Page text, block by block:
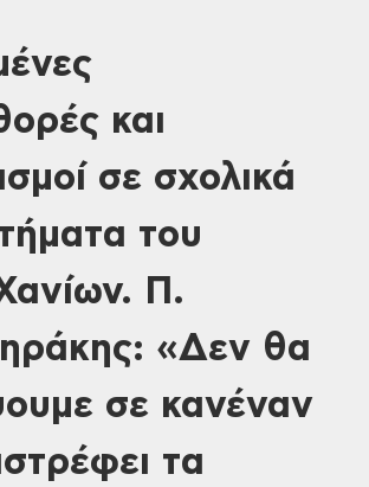
και
σε σχολικά
του
Π.
«Δεν θα
σε κανέναν
τα